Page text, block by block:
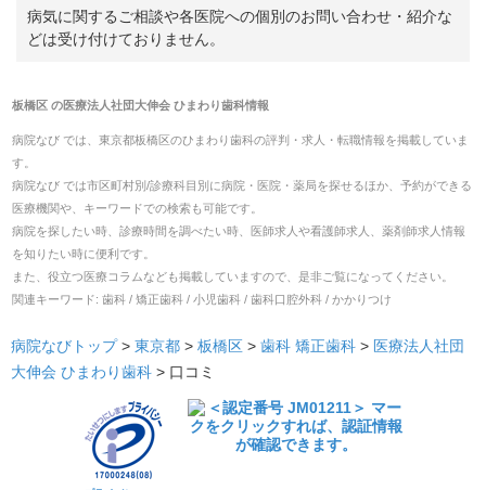
病気に関するご相談や各医院への個別のお問い合わせ・紹介な
どは受け付けておりません。
板橋区 の医療法人社団大伸会 ひまわり歯科情報
病院なび では、 東京都板橋区のひまわり歯科の評判・求人・転職情報を掲載していま
す。
病院なび では市区町村別/診療科目別に病院・医院・薬局を探せるほか、予約ができる
医療機関や、キーワードでの検索も可能です。
病院を探したい時、診療時間を調べたい時、医師求人や看護師求人、薬剤師求人情報
を知りたい時に便利です。
また、役立つ医療コラムなども掲載していますので、是非ご覧になってください。
関連キーワード: 歯科 / 矯正歯科 / 小児歯科 / 歯科口腔外科 / かかりつけ
病院なびトップ > 東京都 > 板橋区 > 歯科 矯正歯科 > 医療法人社団
大伸会 ひまわり歯科 > 口コミ